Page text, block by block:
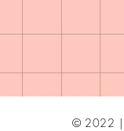
© 2022 |